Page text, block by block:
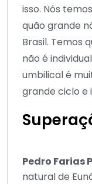
isso. Nós
quão grande
Brasil. Temos
não é
umbilical é
grande ciclo e
Pedro Farias
natural de